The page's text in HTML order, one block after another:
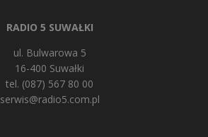
RADIO 5 SUWAŁKI
ul. Bulwarowa 5
16-400 Suwałki
tel. (087) 567 80 00
serwis@radio5.com.pl